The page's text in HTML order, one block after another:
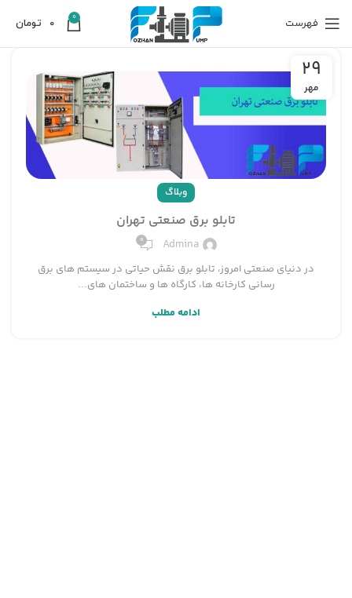
فهرست 0
0 تومان
29
مهر
وبلاگ
تابلو برق صنعتی تهران
Admina
0
در دنیای صنعتی امروز، تابلو برق نقش حیاتی در سیستم های برق
رسانی کارخانه ها، کارگاه ها و ساختمان های...
ادامه مطلب